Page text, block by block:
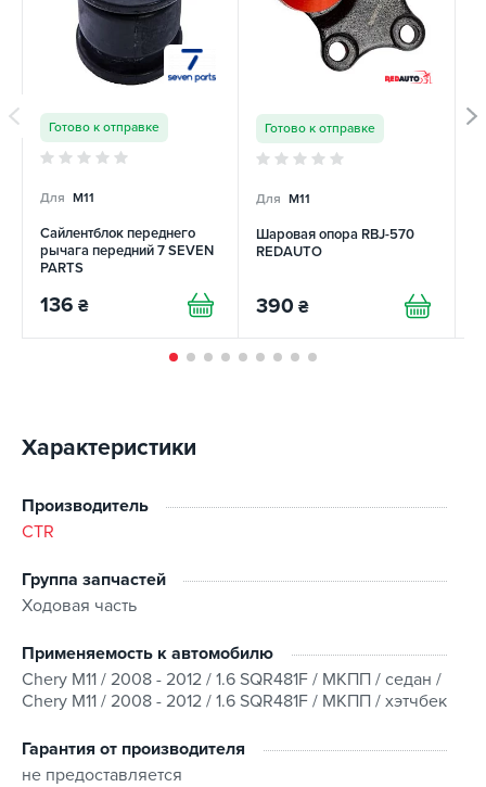
Готово к отправке
Для M11
Сайлентблок переднего
рычага передний 7 SEVEN
PARTS
136 ₴
Готово к отправке
Для M11
Шаровая опора RBJ-570
REDAUTO
390 ₴
Характеристики
Производитель
CTR
Группа запчастей
Ходовая часть
Применяемость к автомобилю
Chery M11 / 2008 - 2012 / 1.6 SQR481F / МКПП / седан /
Chery M11 / 2008 - 2012 / 1.6 SQR481F / МКПП / хэтчбек
Гарантия от производителя
не предоставляется